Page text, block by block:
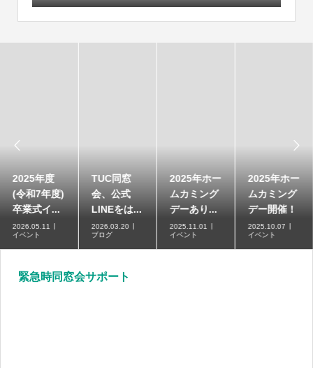

2025年度
(令和7年度)
卒業式イ...
2026.05.11
イベント
TUC同窓
会、公式
LINEをは...
2026.03.20
ブログ
2025年ホー
ムカミング
デーあり...
2025.11.01
イベント
2025年ホー
ムカミング
デー開催！
2025.10.07
イベント

緊急時同窓会サポート